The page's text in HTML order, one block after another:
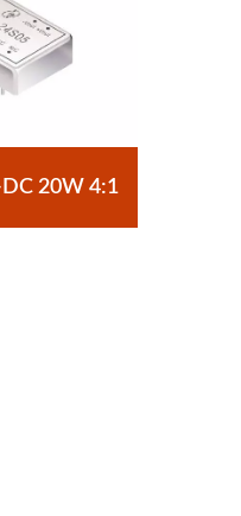
20W 4:1